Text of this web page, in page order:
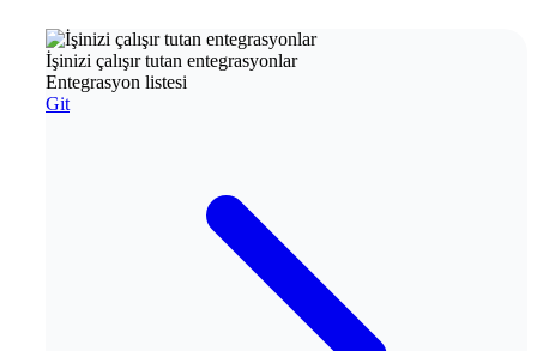
İşinizi çalışır tutan entegrasyonlar
Entegrasyon listesi
Git